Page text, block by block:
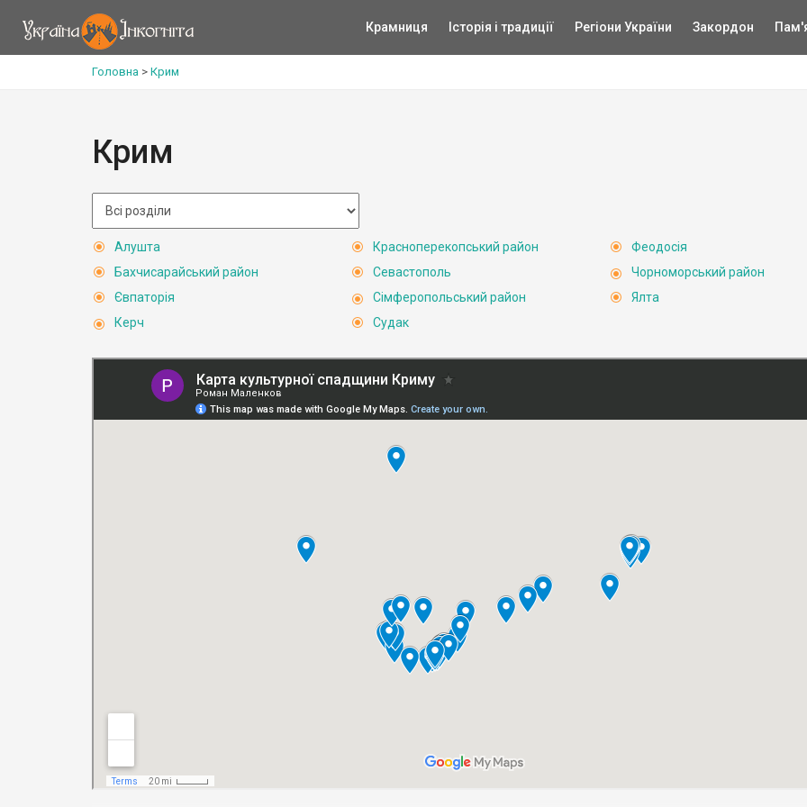
Крамниця Історія і традиції Регіони України Закордон
Головна > Крим
Крим
Алушта
Бахчисарайський район
Євпаторія
Керч
Красноперекопський район
Севастополь
Сімферопольський район
Судак
Феодосія
Чорноморський район
Ялта